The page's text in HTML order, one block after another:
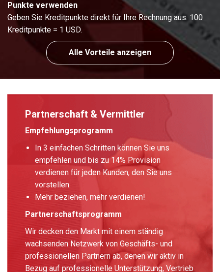
Punkte verwenden
Geben Sie Kreditpunkte direkt für Ihre Rechnung aus. 100
Kreditpunkte = 1 USD.
Alle Vorteile anzeigen
Partnerschaft & Vermittler
Empfehlungsprogramm
In 3 einfachen Schritten können Sie uns
empfehlen und bis zu 14% Provision
verdienen für jeden Kunden, den Sie uns
vorstellen.
Mehr beziehen, mehr verdienen!
Partnerschaftsprogramm
Wir decken den Markt mit einem ständig
wachsenden Netzwerk von Geschäfts- und
professionellen Partnern ab, denen wir aktiv in
Bezug auf professionelle Unterstützung, Vertrieb